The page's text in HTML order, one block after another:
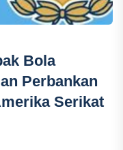
Bola
Perbankan
Serikat